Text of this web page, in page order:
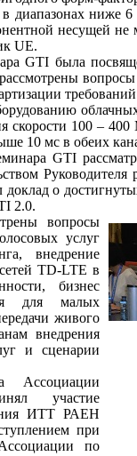
в диапазонах ниже 6
несущей
UE.
GTI была
вопросы
скорости 100 –
10 мс в обеих
GTI
Руководителя
доклад о
2.0.
вопросы
услуг
внедрение
TD-LTE в
бизнес
для малых
живого
внедрения
и сценарии
Ассоциации
участие
ИТТ РАЕН
при
по